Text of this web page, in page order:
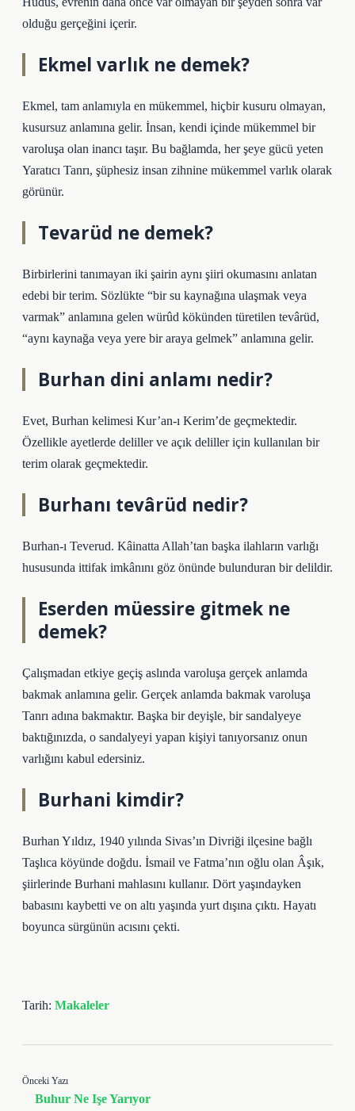
olduğu gerçeğini içerir.
Ekmel varlık ne demek?
Ekmel, tam anlamıyla en mükemmel, hiçbir kusuru olmayan,
kusursuz anlamına gelir. İnsan, kendi içinde mükemmel bir
varoluşa olan inancı taşır. Bu bağlamda, her şeye gücü yeten
Yaratıcı Tanrı, şüphesiz insan zihnine mükemmel varlık olarak
görünür.
Tevarüd ne demek?
Birbirlerini tanımayan iki şairin aynı şiiri okumasını anlatan
edebi bir terim. Sözlükte “bir su kaynağına ulaşmak veya
varmak” anlamına gelen würûd kökünden türetilen tevârüd,
“aynı kaynağa veya yere bir araya gelmek” anlamına gelir.
Burhan dini anlamı nedir?
Evet, Burhan kelimesi Kur’an-ı Kerim’de geçmektedir.
Özellikle ayetlerde deliller ve açık deliller için kullanılan bir
terim olarak geçmektedir.
Burhanı tevârüd nedir?
Burhan-ı Teverud. Kâinatta Allah’tan başka ilahların varlığı
hususunda ittifak imkânını göz önünde bulunduran bir delildir.
Eserden müessire gitmek ne
demek?
Çalışmadan etkiye geçiş aslında varoluşa gerçek anlamda
bakmak anlamına gelir. Gerçek anlamda bakmak varoluşa
Tanrı adına bakmaktır. Başka bir deyişle, bir sandalyeye
baktığınızda, o sandalyeyi yapan kişiyi tanıyorsanız onun
varlığını kabul edersiniz.
Burhani kimdir?
Burhan Yıldız, 1940 yılında Sivas’ın Divriği ilçesine bağlı
Taşlıca köyünde doğdu. İsmail ve Fatma’nın oğlu olan Âşık,
şiirlerinde Burhani mahlasını kullanır. Dört yaşındayken
babasını kaybetti ve on altı yaşında yurt dışına çıktı. Hayatı
boyunca sürgünün acısını çekti.
Tarih: Makaleler
Önceki Yazı
Buhur Ne Işe Yarıyor